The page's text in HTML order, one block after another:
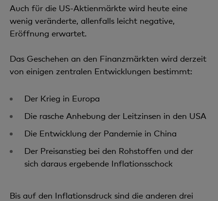
Auch für die US-Aktienmärkte wird heute eine
wenig veränderte, allenfalls leicht negative,
Eröffnung erwartet.
Das Geschehen an den Finanzmärkten wird derzeit
von einigen zentralen Entwicklungen bestimmt:
Der Krieg in Europa
Die rasche Anhebung der Leitzinsen in den USA
Die Entwicklung der Pandemie in China
Der Preisanstieg bei den Rohstoffen und der
sich daraus ergebende Inflationsschock
Bis auf den Inflationsdruck sind die anderen drei